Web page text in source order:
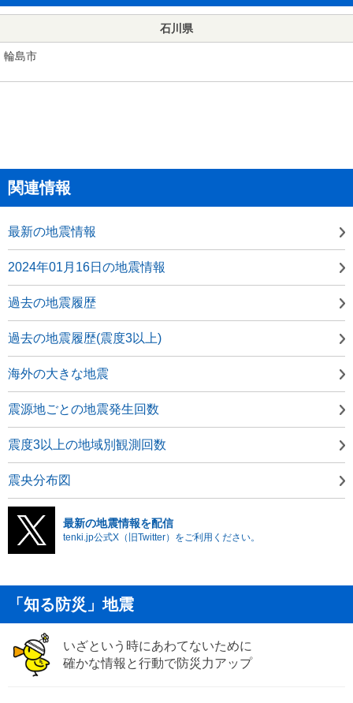
石川県
輪島市
関連情報
最新の地震情報
2024年01月16日の地震情報
過去の地震履歴
過去の地震履歴(震度3以上)
海外の大きな地震
震源地ごとの地震発生回数
震度3以上の地域別観測回数
震央分布図
最新の地震情報を配信
tenki.jp公式X（旧Twitter）をご利用ください。
「知る防災」地震
いざという時にあわてないために
確かな情報と行動で防災力アップ